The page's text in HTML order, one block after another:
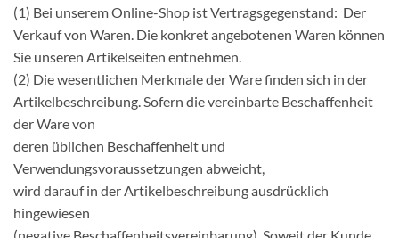
(1) Bei unserem Online-Shop ist Vertragsgegenstand: Der
Verkauf von Waren. Die konkret angebotenen Waren können
Sie unseren Artikelseiten entnehmen.
(2) Die wesentlichen Merkmale der Ware finden sich in der
Artikelbeschreibung. Sofern die vereinbarte Beschaffenheit
der Ware von
deren üblichen Beschaffenheit und
Verwendungsvoraussetzungen abweicht,
wird darauf in der Artikelbeschreibung ausdrücklich
hingewiesen